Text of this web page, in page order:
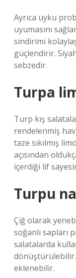
Ayrıca uyku
uyumasını
sindirimi
güçlendirir.
sebzedir.
Turpa
Turp kış
rendelenmiş
taze sıkılmış
açısından
içerdiği lif
Turpu
Çiğ olarak
soğanlı sapları
salatalarda
dönüştürülebilir.
eklenebilir.